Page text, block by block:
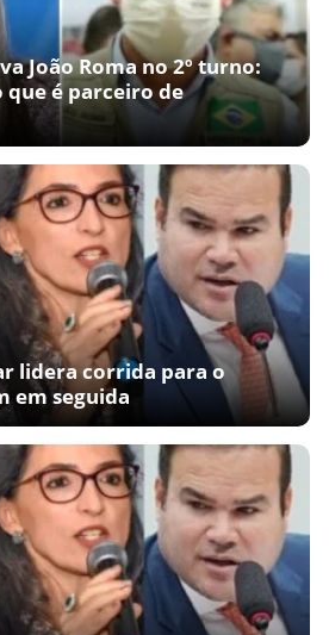
João Roma no 2º turno:
que é parceiro de
lidera corrida para o
em seguida